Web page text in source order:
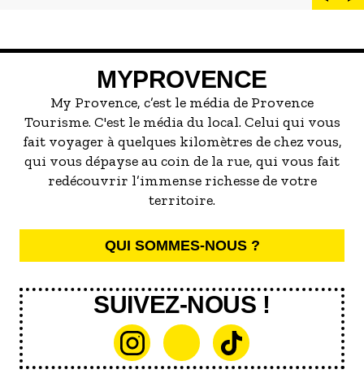
peut d'ailleurs vite être submergé·e par la
servir la meilleure...
MYPROVENCE
My Provence, c’est le média de Provence
Tourisme. C'est le média du local. Celui qui vous
fait voyager à quelques kilomètres de chez vous,
qui vous dépayse au coin de la rue, qui vous fait
redécouvrir l’immense richesse de votre
territoire.
QUI SOMMES-NOUS ?
SUIVEZ-NOUS !